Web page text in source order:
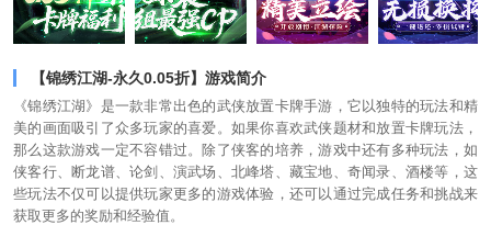
【锦绣江湖-永久0.05折】游戏简介
《锦绣江湖》是一款非常出色的武侠放置卡牌手游，它以独特的玩法和精
美的画面吸引了众多玩家的喜爱。如果你喜欢武侠题材和放置卡牌玩法，
那么这款游戏一定不容错过。除了侠客的培养，游戏中还有多种玩法，如
侠客行、断龙谱、论剑、演武场、北峰塔、藏宝地、奇闻录、酒楼等，这
些玩法不仅可以提供玩家更多的游戏体验，还可以通过完成任务和挑战来
获取更多的奖励和经验值。